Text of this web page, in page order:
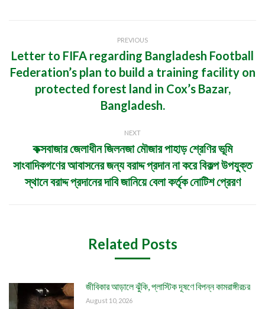
navigation
PREVIOUS
Previous
post:
Letter to FIFA regarding Bangladesh Football
Federation’s plan to build a training facility on
protected forest land in Cox’s Bazar,
Bangladesh.
NEXT
Next
post:
কক্সবাজার জেলাধীন জিলনজা মৌজার পাহাড় শ্রেণির ভূমি
সাংবাদিকগণের আবাসনের জন্য বরাদ্দ প্রদান না করে বিকল্প উপযুক্ত
স্থানে বরাদ্দ প্রদানের দাবি জানিয়ে বেলা কর্তৃক নোটিশ প্রেরণ
Related Posts
জীবিকার আড়ালে ঝুঁকি, প্লাস্টিক দূষণে বিপন্ন কামরাঙ্গীরচর
August 10, 2026